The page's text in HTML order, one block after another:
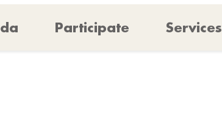
Participate Services